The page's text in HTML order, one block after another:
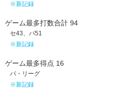
※新記録
ゲーム最多打数合計 94
セ43、パ51
※新記録
ゲーム最多得点 16
パ・リーグ
※新記録